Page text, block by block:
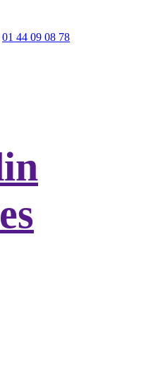
01 44 09 08 78